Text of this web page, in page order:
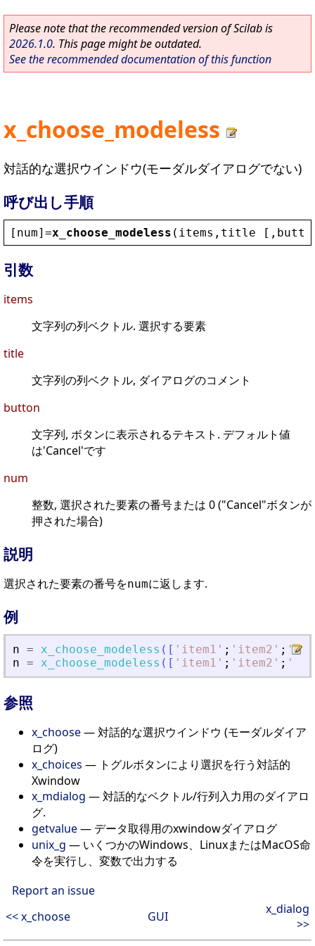
Please note that the recommended version of Scilab is
2026.1.0. This page might be outdated.
See the recommended documentation of this function
x_choose_modeless
対話的な選択ウインドウ(モーダルダイアログでない)
呼び出し手順
[ num]=x_choose_modeless ( items , title [,
引数
items
文字列の列ベクトル. 選択する要素
title
文字列の列ベクトル, ダイアログのコメント
button
文字列, ボタンに表示されるテキスト. デフォルト値
は'Cancel'です
num
整数, 選択された要素の番号または 0 ("Cancel"ボタンが
押された場合)
説明
選択された要素の番号をnumに返します.
例
n = x_choose_modeless ( [ ' item1 ' ; ' item2 ' ; '
n = x_choose_modeless ( [ ' item1 ' ; ' item2 ' ; '
参照
x_choose— 対話的な選択ウインドウ (モーダルダイア
ログ)
x_choices — トグルボタンにより選択を行う対話的
Xwindow
x_mdialog — 対話的なベクトル/行列入力用のダイアロ
グ.
getvalue— データ取得用のxwindowダイアログ
unix_g — いくつかのWindows、LinuxまたはMacOS命
令を実行し、変数で出力する
Report an issue
<< x_choose
GUI
x_dialog
>>